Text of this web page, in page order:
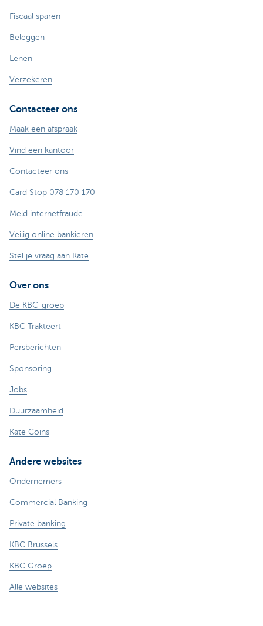
Fiscaal sparen
Beleggen
Lenen
Verzekeren
Contacteer ons
Maak een afspraak
Vind een kantoor
Contacteer ons
Card Stop 078 170 170
Meld internetfraude
Veilig online bankieren
Stel je vraag aan Kate
Over ons
De KBC-groep
KBC Trakteert
Persberichten
Sponsoring
Jobs
Duurzaamheid
Kate Coins
Andere websites
Ondernemers
Commercial Banking
Private banking
KBC Brussels
KBC Groep
Alle websites